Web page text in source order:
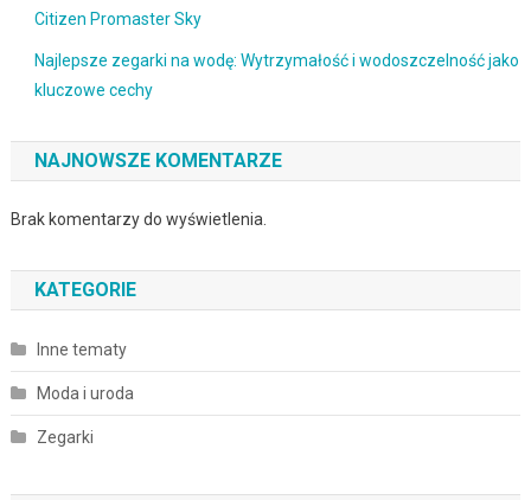
Citizen Promaster Sky
Najlepsze zegarki na wodę: Wytrzymałość i wodoszczelność jako
kluczowe cechy
NAJNOWSZE KOMENTARZE
Brak komentarzy do wyświetlenia.
KATEGORIE
Inne tematy
Moda i uroda
Zegarki